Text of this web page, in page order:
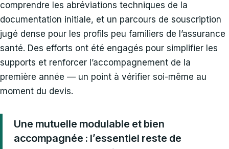
comprendre les abréviations techniques de la
documentation initiale, et un parcours de souscription
jugé dense pour les profils peu familiers de l’assurance
santé. Des efforts ont été engagés pour simplifier les
supports et renforcer l’accompagnement de la
première année — un point à vérifier soi-même au
moment du devis.
Une mutuelle modulable et bien
accompagnée : l’essentiel reste de